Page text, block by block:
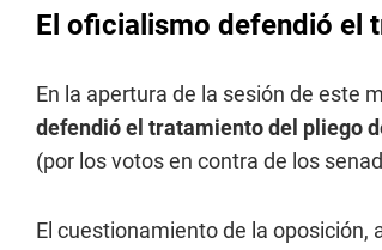
El oficialismo defendió el
En la apertura de la sesión de este
defendió el tratamiento del pliego
(por los votos en contra de los
El cuestionamiento de la oposición,